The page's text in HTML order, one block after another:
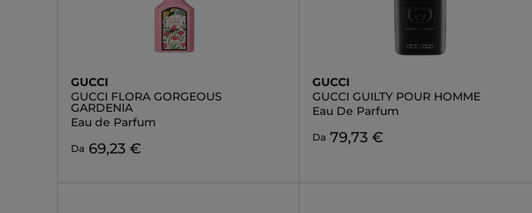
GUCCI
GUCCI FLORA GORGEOUS
GARDENIA
Eau de Parfum
Da 69,23 €
GUCCI
GUCCI GUILTY POUR HOMME
Eau De Parfum
Da 79,73 €